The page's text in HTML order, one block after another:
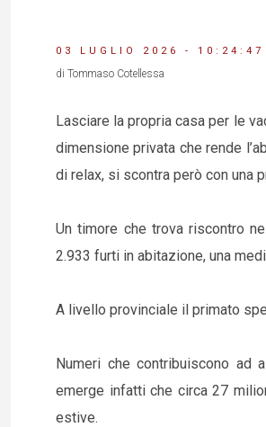
03 LUGLIO 2026 - 10:24:47
di Tommaso Cotellessa
Lasciare la propria casa per le
dimensione privata che rende
di relax, si scontra però con una
Un timore che trova riscontro
2.933 furti in abitazione, una
A livello provinciale il primato
Numeri che contribuiscono ad
emerge infatti che circa 27
estive.